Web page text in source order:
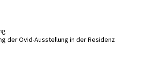
der Ovid-Ausstellung in der Residenz